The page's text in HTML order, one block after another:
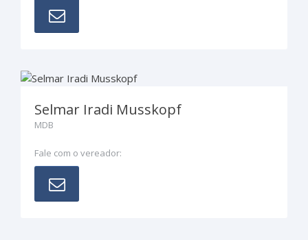
Selmar Iradi Musskopf
MDB
Fale com o vereador: